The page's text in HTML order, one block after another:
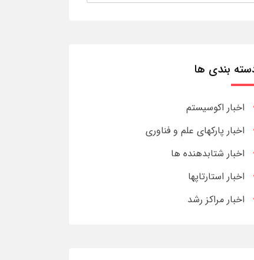
بندی ها
اخبار اکوسیستم
اخبار پارکهای علم و فناوری
اخبار شتابدهنده ها
اخبار استارتاپها
اخبار مراکز رشد